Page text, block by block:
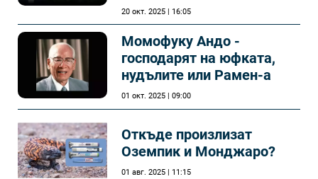
20 окт. 2025 | 16:05
Момофуку Андо -
господарят на юфката,
нудълите или Рамен-а
01 окт. 2025 | 09:00
Откъде произлизат
Оземпик и Монджаро?
01 авг. 2025 | 11:15